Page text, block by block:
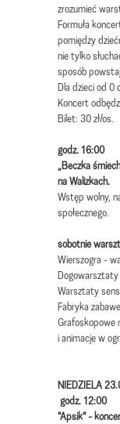
zrozumieć
Formuła
pomiędzy
nie tylko
sposób
Dla dzieci od 0
Koncert
Bilet: 30 zł/os.
godz. 16:00
„Beczka
na Walizkach.
Wstęp wolny,
społecznego.
sobotnie
Wierszogra -
Dogowarsztaty
Warsztaty
Fabryka
Grafoskopowe
i animacje w
NIEDZIELA
godz. 12:00
"Apsik" -